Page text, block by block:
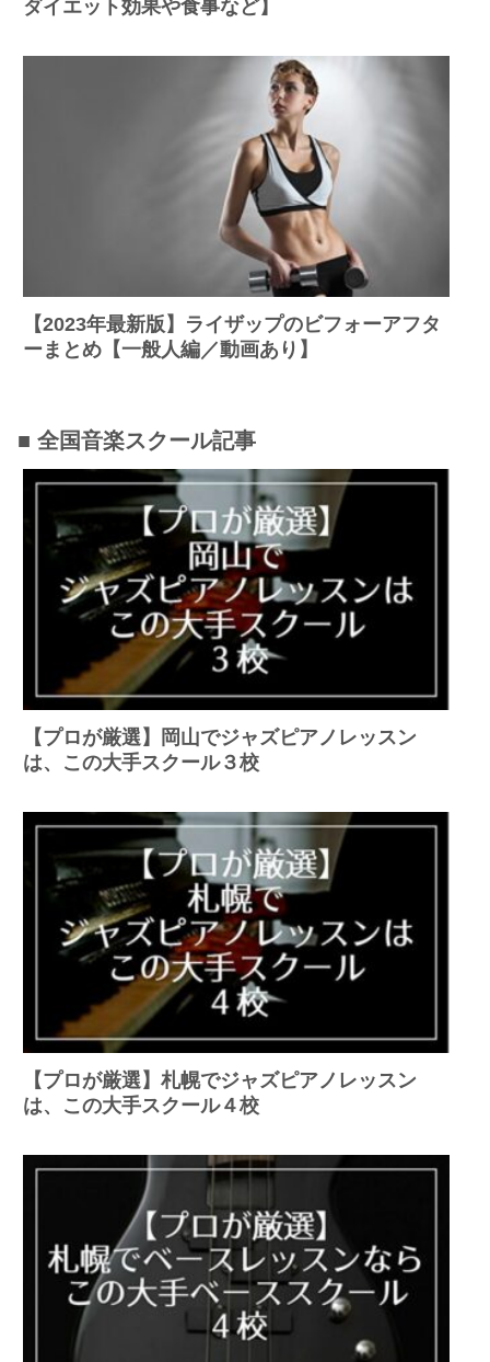
ダイエット効果や食事など】
【2023年最新版】ライザップのビフォーアフタ
ーまとめ【一般人編／動画あり】
■ 全国音楽スクール記事
【プロが厳選】岡山でジャズピアノレッスン
は、この大手スクール３校
【プロが厳選】札幌でジャズピアノレッスン
は、この大手スクール４校